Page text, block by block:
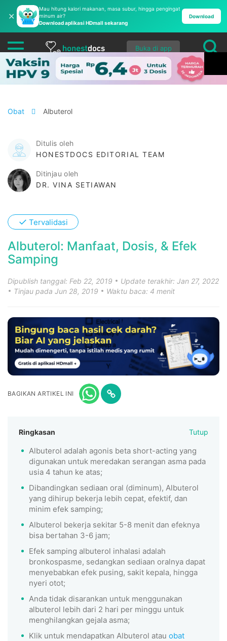
✕
Mau hitung kalori makanan, masa subur, hingga pengingat
minum air?
Download aplikasi HDmall sekarang
Download
Buka di app
Obat Albuterol
Ditulis oleh
HONESTDOCS EDITORIAL TEAM
Ditinjau oleh
DR. VINA SETIAWAN
✓ Tervalidasi
Albuterol: Manfaat, Dosis, & Efek
Samping
Dipublish tanggal: Feb 22, 2019
Update terakhir: Jan 27, 2022
Tinjau pada Jun 28, 2019
Waktu baca: 4 menit
BAGIKAN ARTIKEL INI
Ringkasan Tutup
Albuterol adalah agonis beta short-acting yang
digunakan untuk meredakan serangan asma pada
usia 4 tahun ke atas;
Dibandingkan sediaan oral (diminum), Albuterol
yang dihirup bekerja lebih cepat, efektif, dan
minim efek samping;
Albuterol bekerja sekitar 5-8 menit dan efeknya
bisa bertahan 3-6 jam;
Efek samping albuterol inhalasi adalah
bronkospasme, sedangkan sediaan oralnya dapat
menyebabkan efek pusing, sakit kepala, hingga
nyeri otot;
Anda tidak disarankan untuk menggunakan
albuterol lebih dari 2 hari per minggu untuk
menghilangkan gejala asma;
Klik untuk mendapatkan Albuterol atau obat